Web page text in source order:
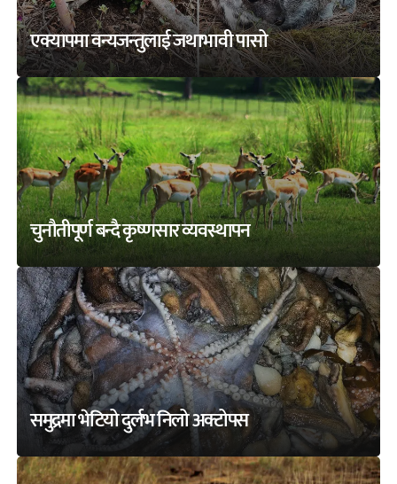
एक्यापमा वन्यजन्तुलाई जथाभावी पासो
चुनौतीपूर्ण बन्दै कृष्णसार व्यवस्थापन
समुद्रमा भेटियो दुर्लभ निलो अक्टोपस